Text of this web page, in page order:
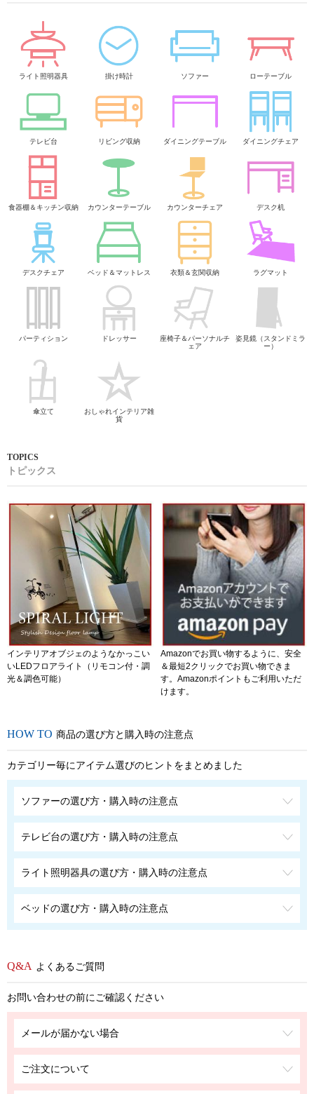
ライト照明器具 掛け時計 ソファー ローテーブル
テレビ台 リビング収納 ダイニングテーブル ダイニングチェア
食器棚＆キッチン収納 カウンターテーブル カウンターチェア デスク机
デスクチェア ベッド＆マットレス 衣類＆玄関収納 ラグマット
パーティション ドレッサー
座椅子＆パーソナルチ
ェア
姿見鏡（スタンドミラ
ー）
傘立て
おしゃれインテリア雑
貨
トピックス
インテリアオブジェのようなかっこい
いLEDフロアライト（リモコン付・調
光＆調色可能）
Amazonでお買い物するように、安全
＆最短2クリックでお買い物できま
す。Amazonポイントもご利用いただ
けます。
商品の選び方と購入時の注意点
カテゴリー毎にアイテム選びのヒントをまとめました
ソファーの選び方・購入時の注意点
テレビ台の選び方・購入時の注意点
ライト照明器具の選び方・購入時の注意点
ベッドの選び方・購入時の注意点
よくあるご質問
お問い合わせの前にご確認ください
メールが届かない場合
ご注文について